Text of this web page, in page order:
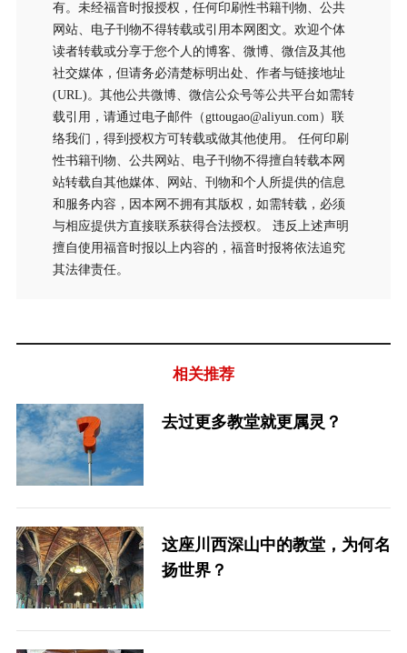
有。未经福音时报授权，任何印刷性书籍刊物、公共
网站、电子刊物不得转载或引用本网图文。欢迎个体
读者转载或分享于您个人的博客、微博、微信及其他
社交媒体，但请务必清楚标明出处、作者与链接地址
(URL)。其他公共微博、微信公众号等公共平台如需转
载引用，请通过电子邮件（gttougao@aliyun.com）联
络我们，得到授权方可转载或做其他使用。 任何印刷
性书籍刊物、公共网站、电子刊物不得擅自转载本网
站转载自其他媒体、网站、刊物和个人所提供的信息
和服务内容，因本网不拥有其版权，如需转载，必须
与相应提供方直接联系获得合法授权。 违反上述声明
擅自使用福音时报以上内容的，福音时报将依法追究
其法律责任。
相关推荐
去过更多教堂就更属灵？
这座川西深山中的教堂，为何名
扬世界？